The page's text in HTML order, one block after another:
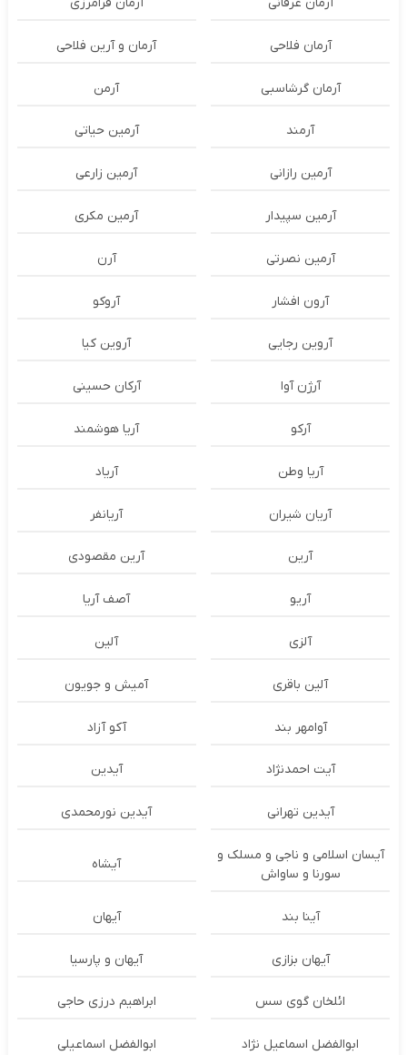
آرمان فلاحی آرمان و آرین فلاحی
آرمان گرشاسبی آرمن
آرمند آرمین حیاتی
آرمین رازانی آرمین زارعی
آرمین سپیدار آرمین مکری
آرمین نصرتی آرن
آرون افشار آروکو
آروین رجایی آروین کیا
آرژن آوا آرکان حسینی
آرکو آریا هوشمند
آریا وطن آریاد
آریان شیران آریانفر
آرین آرین مقصودی
آریو آصف آریا
آلزی آلین
آلین باقری آمیش و جویون
آوامهر بند آکو آزاد
آیت احمدنژاد آیدین
آیدین تهرانی آیدین نورمحمدی
آیسان اسلامی و ناجی و مسلک و
سورنا و ساواش
آیشاه
آینا بند آیهان
آیهان بزازی آیهان و پارسیا
ائلخان گوی سس ابراهیم درزی حاجی
ابوالفضل اسماعیل نژاد ابوالفضل اسماعیلی